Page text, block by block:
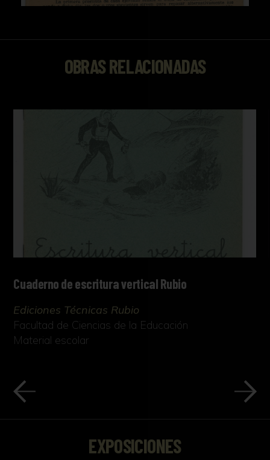
OBRAS RELACIONADAS
Cuaderno de escritura vertical Rubio
Ediciones Técnicas Rubio
Facultad de Ciencias de la Educación
Material escolar
EXPOSICIONES